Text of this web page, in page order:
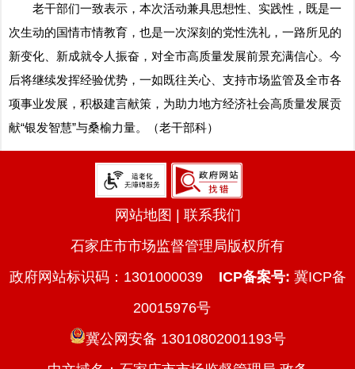
老干部们一致表示，本次活动兼具思想性、实践性，既是一
次生动的国情市情教育，也是一次深刻的党性洗礼，一路所见的
新变化、新成就令人振奋，对全市高质量发展前景充满信心。今
后将继续发挥经验优势，一如既往关心、支持市场监管及全市各
项事业发展，积极建言献策，为助力地方经济社会高质量发展贡
献“银发智慧”与桑榆力量。（老干部科）